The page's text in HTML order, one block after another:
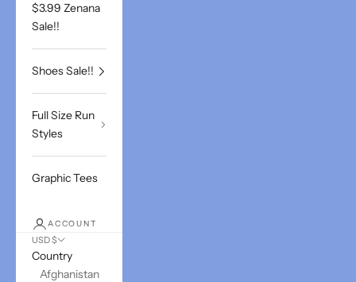
$3.99 Zenana
Sale!!
Shoes Sale!!
Full Size Run
Styles
Graphic Tees
ACCOUNT
USD $
Country
Afghanistan